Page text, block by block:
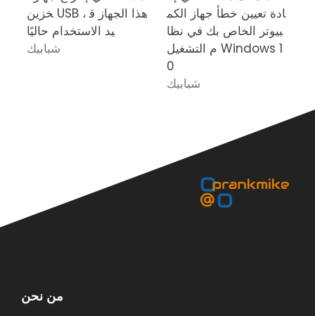
خزين USB ، هذا الجهاز ق
يد الاستخدام حاليًا
شبابيك
ادة تعيين خطأ جهاز الكم
بيوتر الخاص بك في نظا
م التشغيل Windows 1
0
شبابيك
من نحن